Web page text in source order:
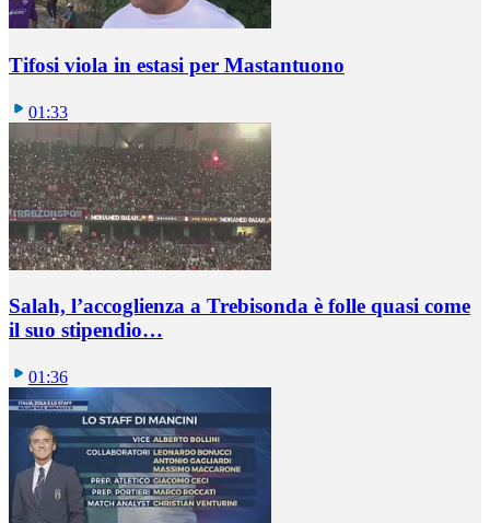
Tifosi viola in estasi per Mastantuono
01:33
Salah, l’accoglienza a Trebisonda è folle quasi come
il suo stipendio…
01:36